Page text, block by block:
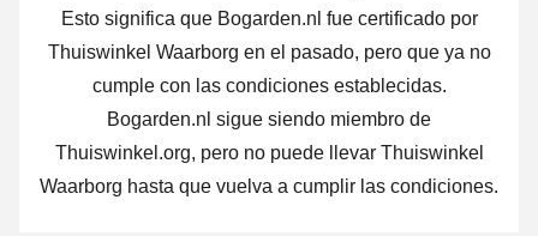
Esto significa que Bogarden.nl fue certificado por
Thuiswinkel Waarborg en el pasado, pero que ya no
cumple con las condiciones establecidas.
Bogarden.nl sigue siendo miembro de
Thuiswinkel.org, pero no puede llevar Thuiswinkel
Waarborg hasta que vuelva a cumplir las condiciones.